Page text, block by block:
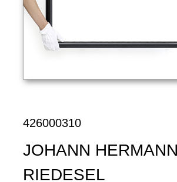
426000310
JOHANN
RIEDESEL